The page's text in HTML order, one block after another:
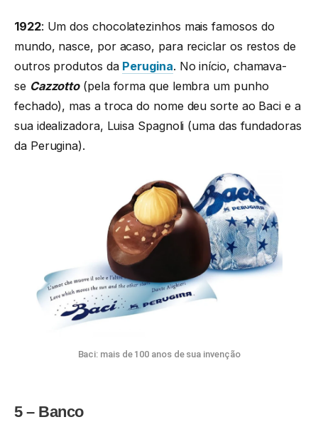
1922: Um dos chocolatezinhos mais famosos do
mundo, nasce, por acaso, para reciclar os restos de
outros produtos da Perugina. No início, chamava-
se Cazzotto(pela forma que lembra um punho
fechado), mas a troca do nome deu sorte ao Baci e a
sua idealizadora, Luisa Spagnoli (uma das fundadoras
da Perugina).
Baci: mais de 100 anos de sua invenção
5 – Banco